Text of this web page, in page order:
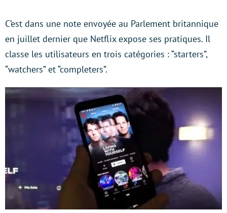
C’est dans une note envoyée au Parlement britannique
en juillet dernier que Netflix expose ses pratiques. Il
classe les utilisateurs en trois catégories : “starters”,
“watchers” et “completers”.